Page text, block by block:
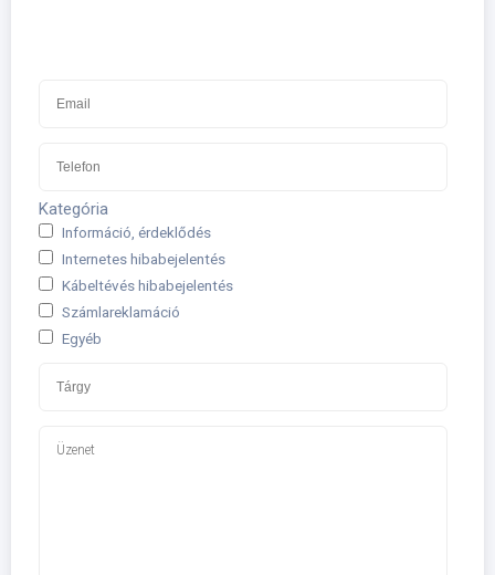
Kategória
Információ, érdeklődés
Internetes hibabejelentés
Kábeltévés hibabejelentés
Számlareklamáció
Egyéb